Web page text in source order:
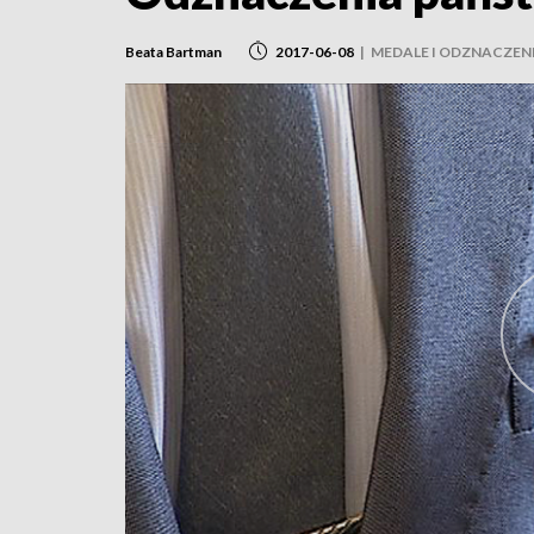
Beata Bartman 2017-06-08 | MEDALE I